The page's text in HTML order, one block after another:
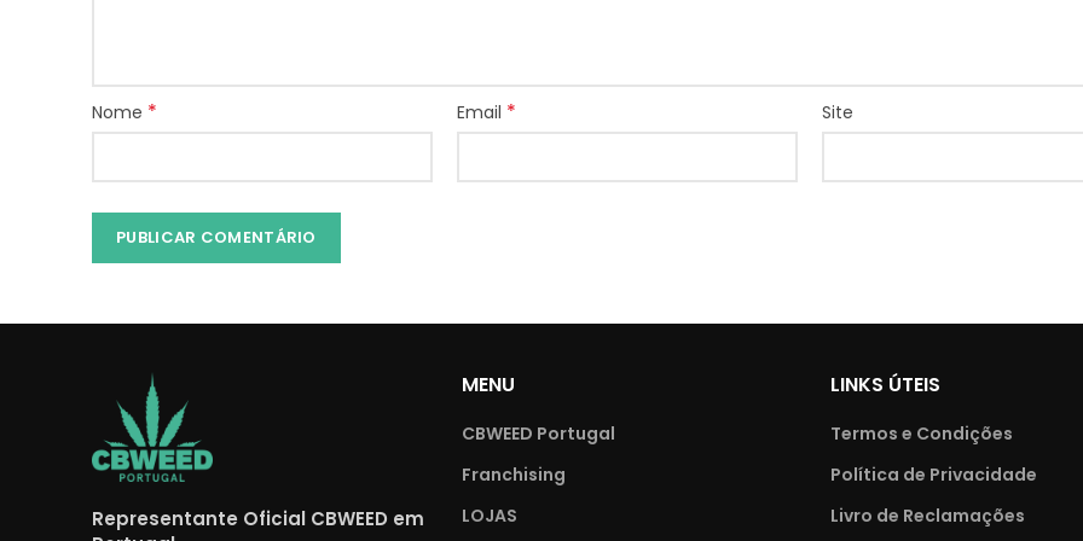
Nome * Email * Site
Representante Oficial CBWEED em
MENU
CBWEED Portugal
Franchising
LOJAS
LINKS ÚTEIS
Termos e Condições
Política de Privacidade
Livro de Reclamações